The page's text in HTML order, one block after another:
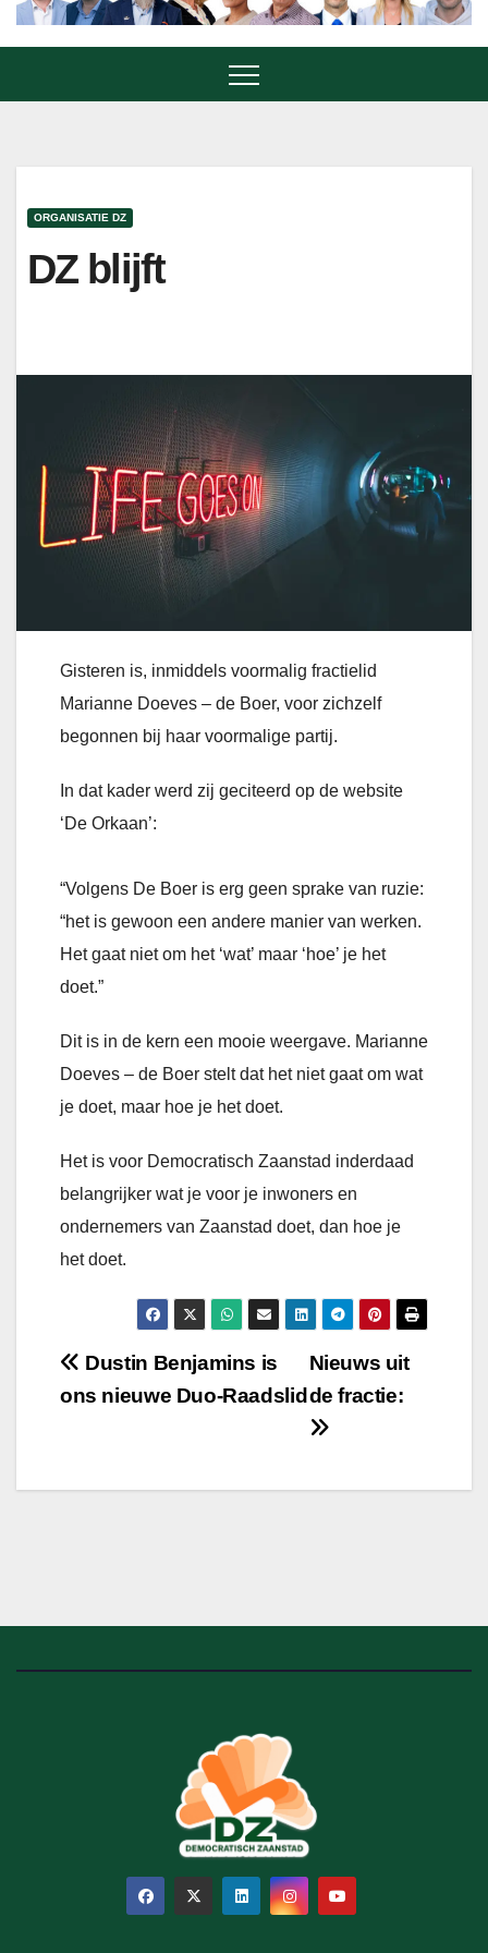
ORGANISATIE DZ
DZ blijft
Gisteren is, inmiddels voormalig fractielid
Marianne Doeves – de Boer, voor zichzelf
begonnen bij haar voormalige partij.
In dat kader werd zij geciteerd op de website
‘De Orkaan’:
“Volgens De Boer is erg geen sprake van ruzie:
“het is gewoon een andere manier van werken.
Het gaat niet om het ‘wat’ maar ‘hoe’ je het
doet.”
Dit is in de kern een mooie weergave. Marianne
Doeves – de Boer stelt dat het niet gaat om wat
je doet, maar hoe je het doet.
Het is voor Democratisch Zaanstad inderdaad
belangrijker wat je voor je inwoners en
ondernemers van Zaanstad doet, dan hoe je
het doet.
Bericht
navigatie
Nieuws uit
de fractie:
Dustin Benjamins is
ons nieuwe Duo-Raadslid